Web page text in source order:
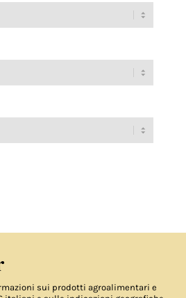
sui prodotti agroalimentari e